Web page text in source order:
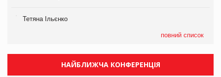
Тетяна Ільєнко
повний список
НАЙБЛИЖЧА КОНФЕРЕНЦІЯ